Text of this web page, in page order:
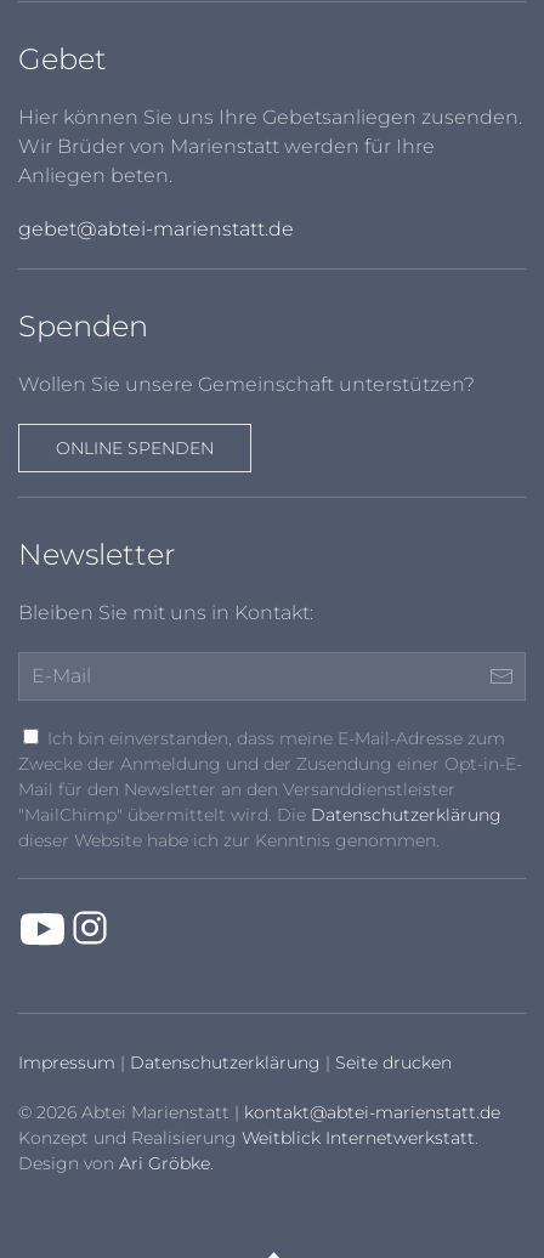
Gebet
Hier können Sie uns Ihre Gebetsanliegen zusenden.
Wir Brüder von Marienstatt werden für Ihre
Anliegen beten.
gebet@abtei-marienstatt.de
Spenden
Wollen Sie unsere Gemeinschaft unterstützen?
ONLINE SPENDEN
Newsletter
Bleiben Sie mit uns in Kontakt:
Ich bin einverstanden, dass meine E-Mail-Adresse zum
Zwecke der Anmeldung und der Zusendung einer Opt-in-E-
Mail für den Newsletter an den Versanddienstleister
"MailChimp" übermittelt wird. Die Datenschutzerklärung
dieser Website habe ich zur Kenntnis genommen.
Impressum | Datenschutzerklärung | Seite drucken
© 2026 Abtei Marienstatt | kontakt@abtei-marienstatt.de
Konzept und Realisierung Weitblick Internetwerkstatt.
Design von Ari Gröbke.